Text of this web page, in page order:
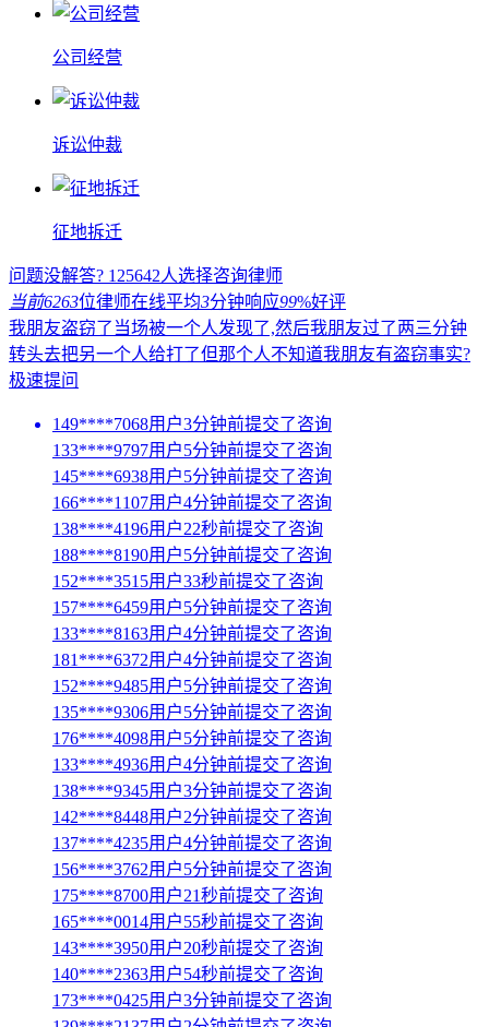
公司经营
诉讼仲裁
征地拆迁
问题没解答? 125642人选择咨询律师
当前6263位律师在线平均3分钟响应99%好评
我朋友盗窃了当场被一个人发现了,然后我朋友过了两三分钟
转头去把另一个人给打了但那个人不知道我朋友有盗窃事实?
极速提问
149****7068用户3分钟前提交了咨询
133****9797用户5分钟前提交了咨询
145****6938用户5分钟前提交了咨询
166****1107用户4分钟前提交了咨询
138****4196用户22秒前提交了咨询
188****8190用户5分钟前提交了咨询
152****3515用户33秒前提交了咨询
157****6459用户5分钟前提交了咨询
133****8163用户4分钟前提交了咨询
181****6372用户4分钟前提交了咨询
152****9485用户5分钟前提交了咨询
135****9306用户5分钟前提交了咨询
176****4098用户5分钟前提交了咨询
133****4936用户4分钟前提交了咨询
138****9345用户3分钟前提交了咨询
142****8448用户2分钟前提交了咨询
137****4235用户4分钟前提交了咨询
156****3762用户5分钟前提交了咨询
175****8700用户21秒前提交了咨询
165****0014用户55秒前提交了咨询
143****3950用户20秒前提交了咨询
140****2363用户54秒前提交了咨询
173****0425用户3分钟前提交了咨询